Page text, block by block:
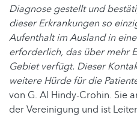
Diagnose gestellt und
dieser Erkrankungen so
Aufenthalt im Ausland in
erforderlich, das über mehr
Gebiet verfügt. Dieser
weitere Hürde für die
von G. Al Hindy-Crohin. Sie
der Vereinigung und ist